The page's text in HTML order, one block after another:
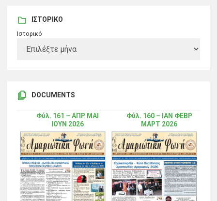
ΙΣΤΟΡΙΚΌ
Ιστορικό
DOCUMENTS
Φύλ. 161 – ΑΠΡ ΜΑΙ
ΙΟΥΝ 2026
Φύλ. 160 – ΙΑΝ ΦΕΒΡ
ΜΑΡΤ 2026